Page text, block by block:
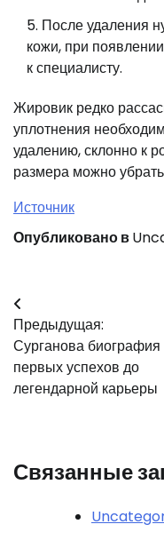
После удаления
кожи, при
к специалисту.
Жировик редко
уплотнения
удалению, склонно к
размера можно
Источник
Опубликовано в
Навигация
по
записям
Предыдущая:
Сурганова
первых успехов до
легендарной карьеры
Связанные